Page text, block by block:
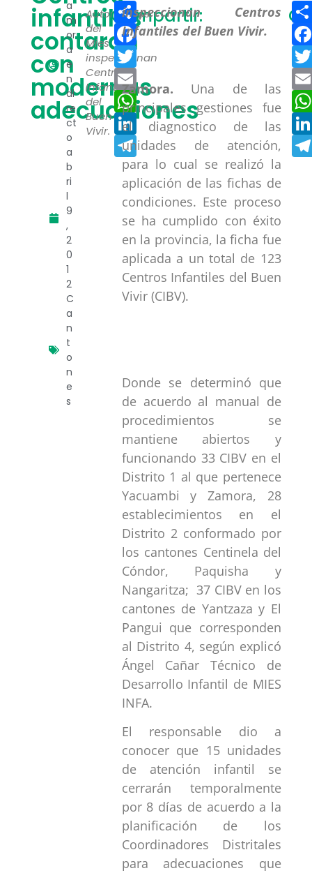
infantiles
contaran
con
modernas
adecuaciones
a
m
or
a
e
n
di
re
ct
o
a
b
ri
l
9
,
2
0
1
2
C
a
n
t
o
n
e
s
Autoridades
del
Mies
inspeccionan
Centros
Infantiles
del
Buen
Vivir.
Compartir:
Compartir
Facebook
Twitter
Email
WhatsApp
LinkedIn
Telegram
Zamora. Una de las
principales gestiones fue
el diagnostico de las
unidades de atención,
para lo cual se realizó la
aplicación de las fichas de
condiciones. Este proceso
se ha cumplido con éxito
en la provincia, la ficha fue
aplicada a un total de 123
Centros Infantiles del Buen
Vivir (CIBV).
Donde se determinó que
de acuerdo al manual de
procedimientos se
mantiene abiertos y
funcionando 33 CIBV en el
Distrito 1 al que pertenece
Yacuambi y Zamora, 28
establecimientos en el
Distrito 2 conformado por
los cantones Centinela del
Cóndor, Paquisha y
Nangaritza; 37 CIBV en los
cantones de Yantzaza y El
Pangui que corresponden
al Distrito 4, según explicó
Ángel Cañar Técnico de
Desarrollo Infantil de MIES
INFA.
El responsable dio a
conocer que 15 unidades
de atención infantil se
cerrarán temporalmente
por 8 días de acuerdo a la
planificación de los
Coordinadores Distritales
para adecuaciones que